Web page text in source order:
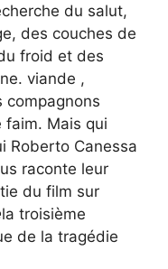
du salut,
des couches de
froid et des
viande ,
compagnons
faim. Mais qui
Roberto Canessa
raconte leur
du film sur
la troisième
de la tragédie